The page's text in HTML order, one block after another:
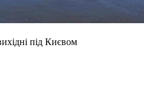
під Києвом